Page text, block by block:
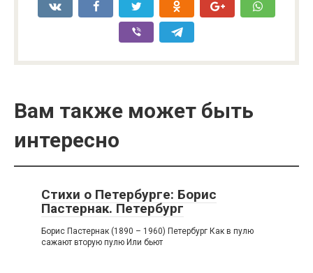
Вам также может быть
интересно
Стихи о Петербурге: Борис
Пастернак. Петербург
Борис Пастернак (1890 – 1960) Петербург Как в пулю
сажают вторую пулю Или бьют